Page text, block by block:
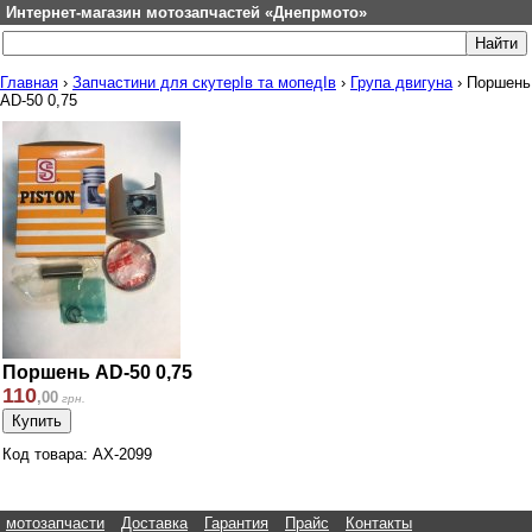
Интернет-магазин мотозапчастей «Днепрмото»
Главная › Запчастини для скутерІв та мопедІв › Група двигуна› Поршень
AD-50 0,75
Поршень AD-50 0,75
110,00 грн.
Код товара: AX-2099
мотозапчасти Доставка Гарантия Прайс
Контакты